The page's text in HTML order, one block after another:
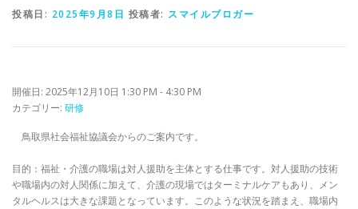
投稿日: 2025年9月8日 投稿者: スマイルブロガー
開催日: 2025年12月10日 1:30 PM - 4:30 PM
カテゴリー: 研修
鳥取県社会福祉協議会からのご案内です。
目的：福祉・介護の職場は対人援助を主体とする仕事です。対人援助の技術
や職場内の対人関係に加えて、介護の現場ではターミナルケアもあり、メン
タルヘルスは大きな課題となっています。このような状況を踏まえ、職場内